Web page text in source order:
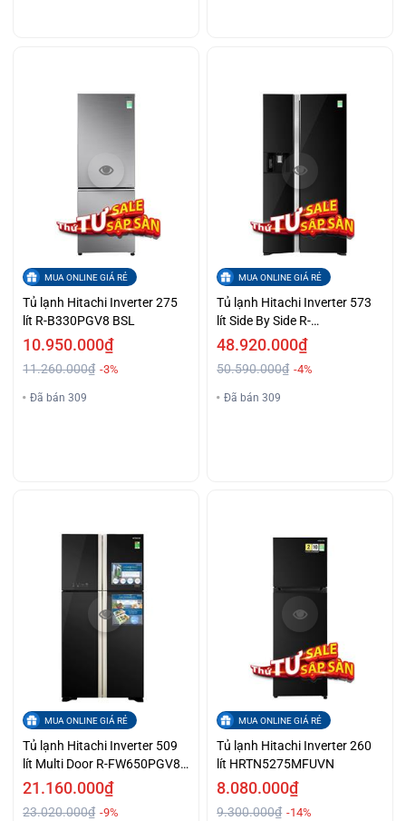
MUA ONLINE GIÁ RẺ
Tủ lạnh Hitachi Inverter 275
lít R-B330PGV8 BSL
10.950.000₫
11.260.000₫ -3%
Đã bán 309
MUA ONLINE GIÁ RẺ
Tủ lạnh Hitachi Inverter 573
lít Side By Side R-
SX800GPGV0 GBK
48.920.000₫
50.590.000₫ -4%
Đã bán 309
MUA ONLINE GIÁ RẺ
Tủ lạnh Hitachi Inverter 509
lít Multi Door R-FW650PGV8
GBK
21.160.000₫
23.020.000₫ -9%
MUA ONLINE GIÁ RẺ
Tủ lạnh Hitachi Inverter 260
lít HRTN5275MFUVN
8.080.000₫
9.300.000₫ -14%